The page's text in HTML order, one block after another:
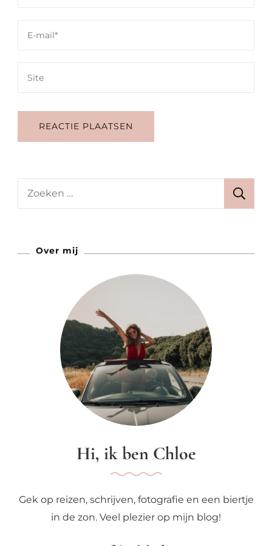
Zoeken
Over mij
Hi, ik ben Chloe
Gek op reizen, schrijven, fotografie en een biertje
in de zon. Veel plezier op mijn blog!